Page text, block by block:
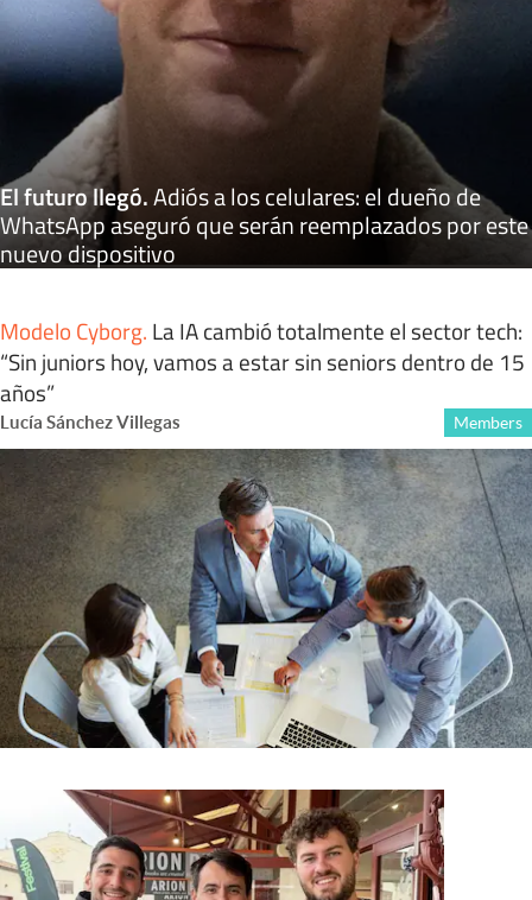
El futuro llegó.Adiós a los celulares: el dueño de
WhatsApp aseguró que serán reemplazados por este
nuevo dispositivo
Modelo Cyborg. La IA cambió totalmente el sector tech:
“Sin juniors hoy, vamos a estar sin seniors dentro de 15
años”
Lucía Sánchez Villegas Members